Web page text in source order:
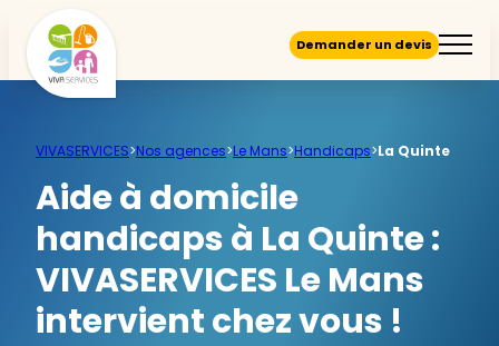
Demander un devis
VIVASERVICES>Nos agences>Le Mans>Handicaps>La Quinte
Aide à domicile
handicaps à La Quinte :
VIVASERVICES Le Mans
intervient chez vous !